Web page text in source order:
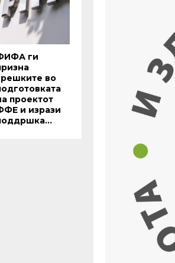
ги
во
проектот
и изрази